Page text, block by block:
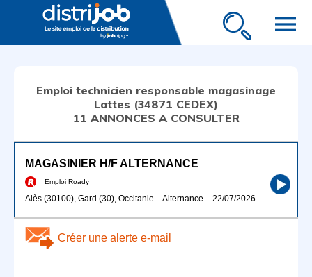
menu
Emploi technicien responsable magasinage
Lattes (34871 CEDEX)
11 ANNONCES A CONSULTER
MAGASINIER H/F ALTERNANCE
Emploi Roady
Alès (30100), Gard (30), Occitanie - Alternance - 22/07/2026
Créer une alerte e-mail